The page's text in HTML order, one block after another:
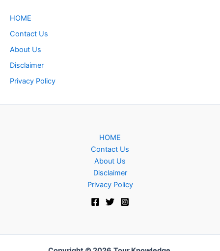
HOME
Contact Us
About Us
Disclaimer
Privacy Policy
HOME
Contact Us
About Us
Disclaimer
Privacy Policy